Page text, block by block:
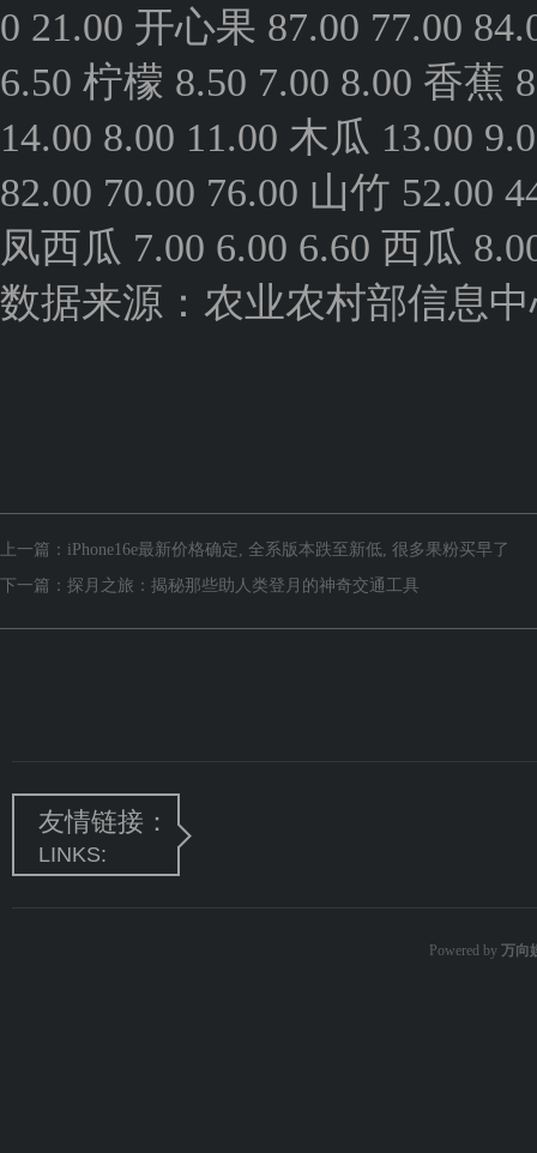
0 21.00 开心果 87.00 77.00
6.50 柠檬 8.50 7.00 8.00 香蕉
14.00 8.00 11.00 木瓜 13.00
82.00 70.00 76.00 山竹 52.00
凤西瓜 7.00 6.00 6.60 西瓜
数据来源：农业农村部信息
上一篇： iPhone16e最新价格确定, 全系版本跌至新低, 很多果粉买早了
下一篇： 探月之旅：揭秘那些助人类登月的神奇交通工具
友情链接：
LINKS:
Powered by 万向